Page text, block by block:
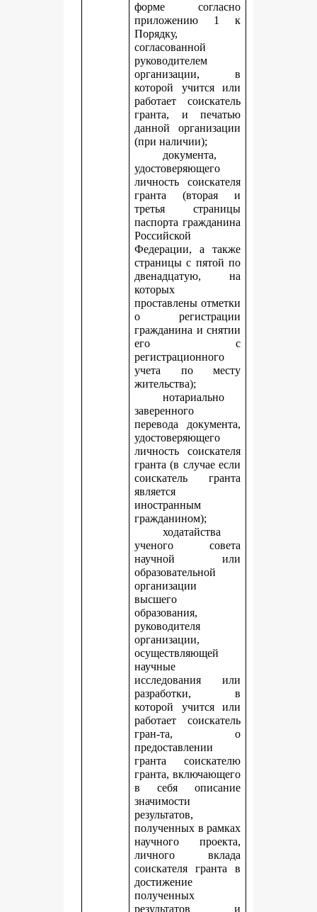
форме согласно
приложению 1 к
Порядку,
согласованной
руководителем
организации, в
которой учится или
работает соискатель
гранта, и печатью
данной организации
(при наличии);
документа,
удостоверяющего
личность соискателя
гранта (вторая и
третья страницы
паспорта гражданина
Российской
Федерации, а также
страницы с пятой по
двенадцатую, на
которых
проставлены отметки
о регистрации
гражданина и снятии
его с
регистрационного
учета по месту
жительства);
нотариально
заверенного
перевода документа,
удостоверяющего
личность соискателя
гранта (в случае если
соискатель гранта
является
иностранным
гражданином);
ходатайства
ученого совета
научной или
образовательной
организации
высшего
образования,
руководителя
организации,
осуществляющей
научные
исследования или
разработки, в
которой учится или
работает соискатель
гран-та, о
предоставлении
гранта соискателю
гранта, включающего
в себя описание
значимости
результатов,
полученных в рамках
научного проекта,
личного вклада
соискателя гранта в
достижение
полученных
результатов и